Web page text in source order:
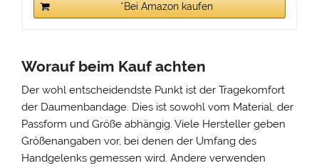
*Bei Amazon kaufen
Worauf beim Kauf achten
Der wohl entscheidendste Punkt ist der Tragekomfort
der Daumenbandage. Dies ist sowohl vom Material, der
Passform und Größe abhängig. Viele Hersteller geben
Größenangaben vor, bei denen der Umfang des
Handgelenks gemessen wird. Andere verwenden